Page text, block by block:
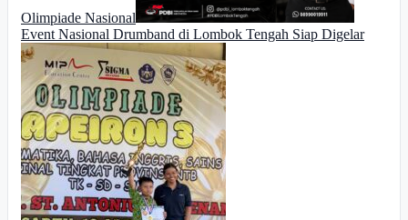
Olimpiade Nasional
Event Nasional Drumband di Lombok Tengah Siap Digelar